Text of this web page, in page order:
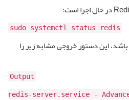
sudo systemctl status redis
این دستور خروجی مشابه زیر را
Output
redis-server.service -